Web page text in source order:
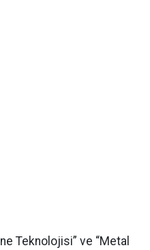
Teknolojisi” ve “Metal